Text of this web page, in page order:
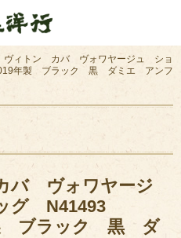
ィトン カバ ヴォワヤージュ ショ
年製 ブラック 黒 ダミエ アンフ
ヴォワヤージ
グ N41493
ブラック 黒 ダ